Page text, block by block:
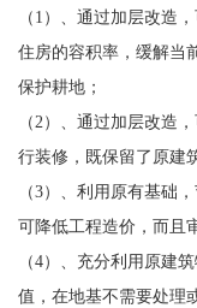
（1）、通过加层改造
住房的容积率，缓解当
保护耕地；
（2）、通过加层改造
行装修，既保留了原建
（3）、利用原有基础
可降低工程造价，而且
（4）、充分利用原建
值，在地基不需要处理